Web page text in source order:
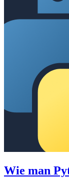
Wie man